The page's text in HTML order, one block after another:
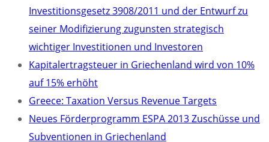
Investitionsgesetz 3908/2011 und der Entwurf zu
seiner Modifizierung zugunsten strategisch
wichtiger Investitionen und Investoren
Kapitalertragsteuer in Griechenland wird von 10%
auf 15% erhöht
Greece: Taxation Versus Revenue Targets
Neues Förderprogramm ESPA 2013 Zuschüsse und
Subventionen in Griechenland